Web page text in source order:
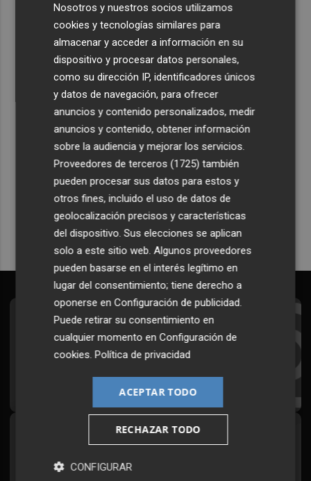
mollar de Elche
El talento murciano conquista Cimeria: Dagnino ilustra
'Aguas peligrosas' de Conan el Bárbaro
Recibe toda la actualidad de
Plaza Podcast en tu correo
Quiero suscribirme
Suscríbete al Boletín
Todos los días a primera hora en tu email
¡Quiero suscribirme!
Síguenos en redes
Plaza Podcast, desde cualquier medio
Nosotros y nuestros socios utilizamos
cookies y tecnologías similares para
almacenar y acceder a información en su
dispositivo y procesar datos personales,
como su dirección IP, identificadores únicos
y datos de navegación, para ofrecer
anuncios y contenido personalizados, medir
anuncios y contenido, obtener información
sobre la audiencia y mejorar los servicios.
Proveedores de terceros (1725) también
pueden procesar sus datos para estos y
otros fines, incluido el uso de datos de
geolocalización precisos y características
del dispositivo. Sus elecciones se aplican
solo a este sitio web. Algunos proveedores
pueden basarse en el interés legítimo en
lugar del consentimiento; tiene derecho a
oponerse enConfiguración de publicidad
Puede retirar su consentimiento en
cualquier momento enConfiguración de
cookies .Política de privacidad
ACEPTAR TODO
RECHAZAR TODO
CONFIGURAR